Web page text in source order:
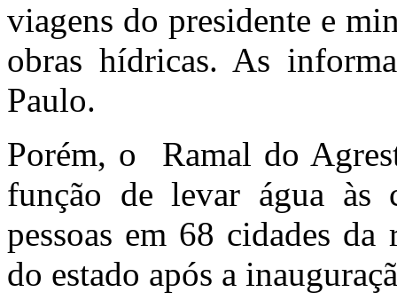
viagens do presidente e
obras hídricas. As
Paulo.
Porém, o Ramal do
função de levar água às
pessoas em 68 cidades
do estado após a